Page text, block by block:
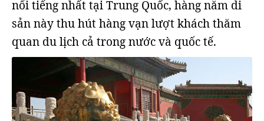
nổi tiếng nhất tại Trung Quốc, hàng năm di
sản này thu hút hàng vạn lượt khách thăm
quan du lịch cả trong nước và quốc tế.